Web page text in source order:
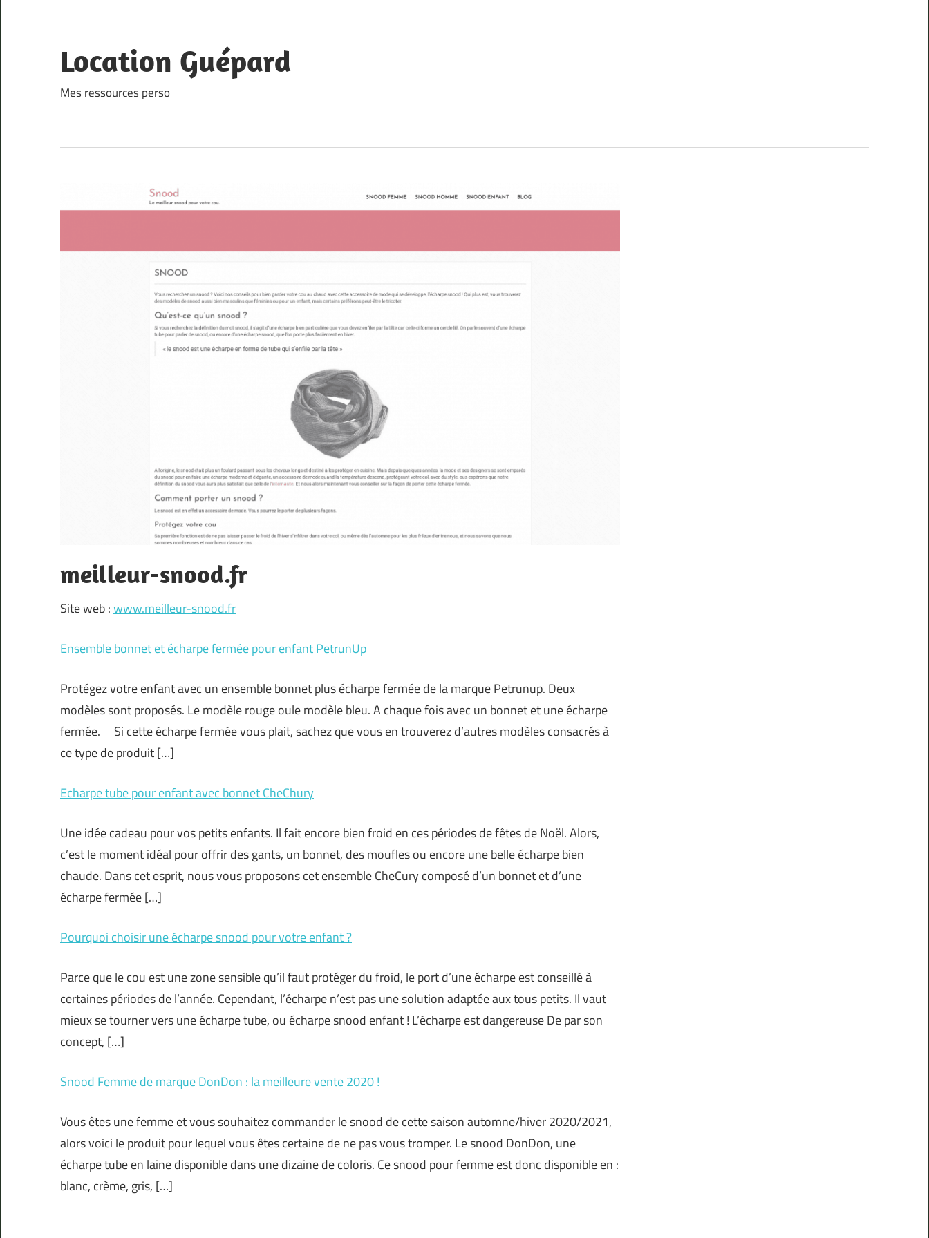
content
Location Guépard
Mes ressources perso
meilleur-snood.fr
Site web :www.meilleur-snood.fr
Ensemble bonnet et écharpe fermée pour enfant PetrunUp
Protégez votre enfant avec un ensemble bonnet plus écharpe fermée de la marque Petrunup. Deux
modèles sont proposés. Le modèle rouge oule modèle bleu. A chaque fois avec un bonnet et une écharpe
fermée. Si cette écharpe fermée vous plait, sachez que vous en trouverez d’autres modèles consacrés à
ce type de produit […]
Echarpe tube pour enfant avec bonnet CheChury
Une idée cadeau pour vos petits enfants. Il fait encore bien froid en ces périodes de fêtes de Noël. Alors,
c’est le moment idéal pour offrir des gants, un bonnet, des moufles ou encore une belle écharpe bien
chaude. Dans cet esprit, nous vous proposons cet ensemble CheCury composé d’un bonnet et d’une
écharpe fermée […]
Pourquoi choisir une écharpe snood pour votre enfant ?
Parce que le cou est une zone sensible qu’il faut protéger du froid, le port d’une écharpe est conseillé à
certaines périodes de l’année. Cependant, l’écharpe n’est pas une solution adaptée aux tous petits. Il vaut
mieux se tourner vers une écharpe tube, ou écharpe snood enfant ! L’écharpe est dangereuse De par son
concept, […]
Snood Femme de marque DonDon : la meilleure vente 2020 !
Vous êtes une femme et vous souhaitez commander le snood de cette saison automne/hiver 2020/2021,
alors voici le produit pour lequel vous êtes certaine de ne pas vous tromper. Le snood DonDon, une
écharpe tube en laine disponible dans une dizaine de coloris. Ce snood pour femme est donc disponible en :
blanc, crème, gris, […]